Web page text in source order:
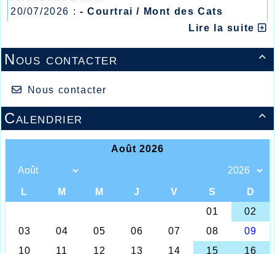
20/07/2026 : - Courtrai / Mont des Cats
- Lyon / Meeting Abeilles /Lire la suite

Nous contacter
Nous contacter

Calendrier